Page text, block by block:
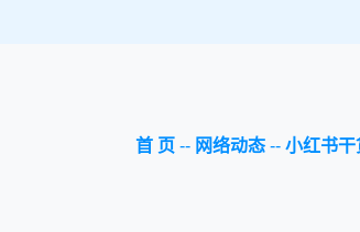
首 页 -- 网络动态 -- 小红书干